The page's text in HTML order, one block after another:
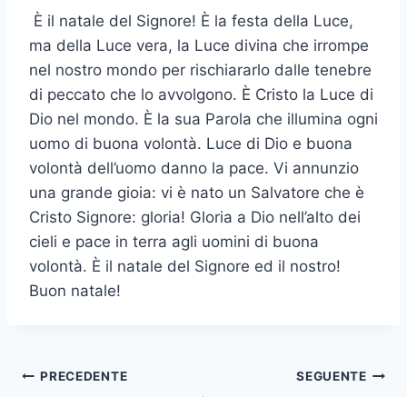
È il natale del Signore! È la festa della Luce,
ma della Luce vera, la Luce divina che irrompe
nel nostro mondo per rischiararlo dalle tenebre
di peccato che lo avvolgono. È Cristo la Luce di
Dio nel mondo. È la sua Parola che illumina ogni
uomo di buona volontà. Luce di Dio e buona
volontà dell’uomo danno la pace. Vi annunzio
una grande gioia: vi è nato un Salvatore che è
Cristo Signore: gloria! Gloria a Dio nell’alto dei
cieli e pace in terra agli uomini di buona
volontà. È il natale del Signore ed il nostro!
Buon natale!
PRECEDENTE SEGUENTE